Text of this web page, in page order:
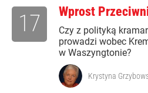
Wprost
Czy z polityką
prowadzi wobec
w Waszyngtonie?
17
Krystyna